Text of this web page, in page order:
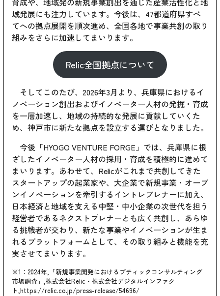
域発展にも注力しています。今後は、47都道府県すべ
てへの拠点展開を順次進め、全国各地で事業共創の取り
組みをさらに加速してまいります。
Relic全国拠点について
そしてこのたび、2026年3月より、兵庫県におけるイ
ノベーション創出およびイノベーター人材の発掘・育成
を一層加速し、地域の持続的な発展に貢献していくた
め、神戸市に新たな拠点を設立する運びとなりました。
今後「HYOGO VENTURE FORGE」では、兵庫県に根
ざしたイノベーター人材の採用・育成を積極的に進めて
まいります。あわせて、Relicがこれまで共創してきた
スタートアップの起業家や、大企業で新規事業・オープ
ンイノベーションを牽引するイントレプレナーに加え、
日本経済と地域を支える中堅・中小企業の次世代を担う
経営者であるネクストプレナーとも広く共創し、あらゆ
る挑戦者が交わり、新たな事業やイノベーションが生ま
れるプラットフォームとして、その取り組みと機能を充
実させてまいります。
※1：2024年,「新規事業開発におけるブティックコンサルティング
市場調査」,株式会社Relic・株式会社デジタルインファク
ト,https://relic.co.jp/press-release/54696/